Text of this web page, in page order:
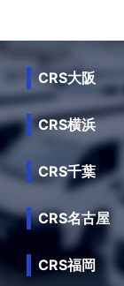
CRS大阪
CRS横浜
CRS千葉
CRS名古屋
CRS福岡